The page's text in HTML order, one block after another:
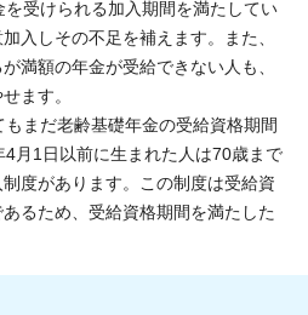
受けられる加入期間を満たしてい
入しその不足を補えます。また、
満額の年金が受給できない人も、
ます。
まだ老齢基礎年金の受給資格期間
月1日以前に生まれた人は70歳まで
度があります。この制度は受給資
るため、受給資格期間を満たした